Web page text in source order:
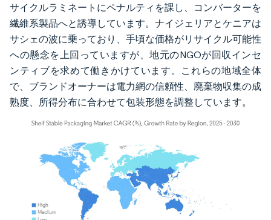
サイクルラミネートにペナルティを課し、コンバーターを
繊維系製品へと誘導しています。ナイジェリアとケニアは
サシェの波に乗っており、手頃な価格がリサイクル可能性
への懸念を上回っていますが、地元のNGOが回収インセ
ンティブを求めて働きかけています。これらの地域全体
で、ブランドオーナーは電力網の信頼性、廃棄物収集の成
熟度、所得分布に合わせて包装形態を調整しています。